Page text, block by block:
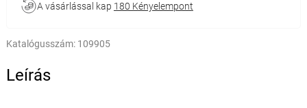
A vásárlással kap 180 Kényelempont
Katalógusszám: 109905
Leírás